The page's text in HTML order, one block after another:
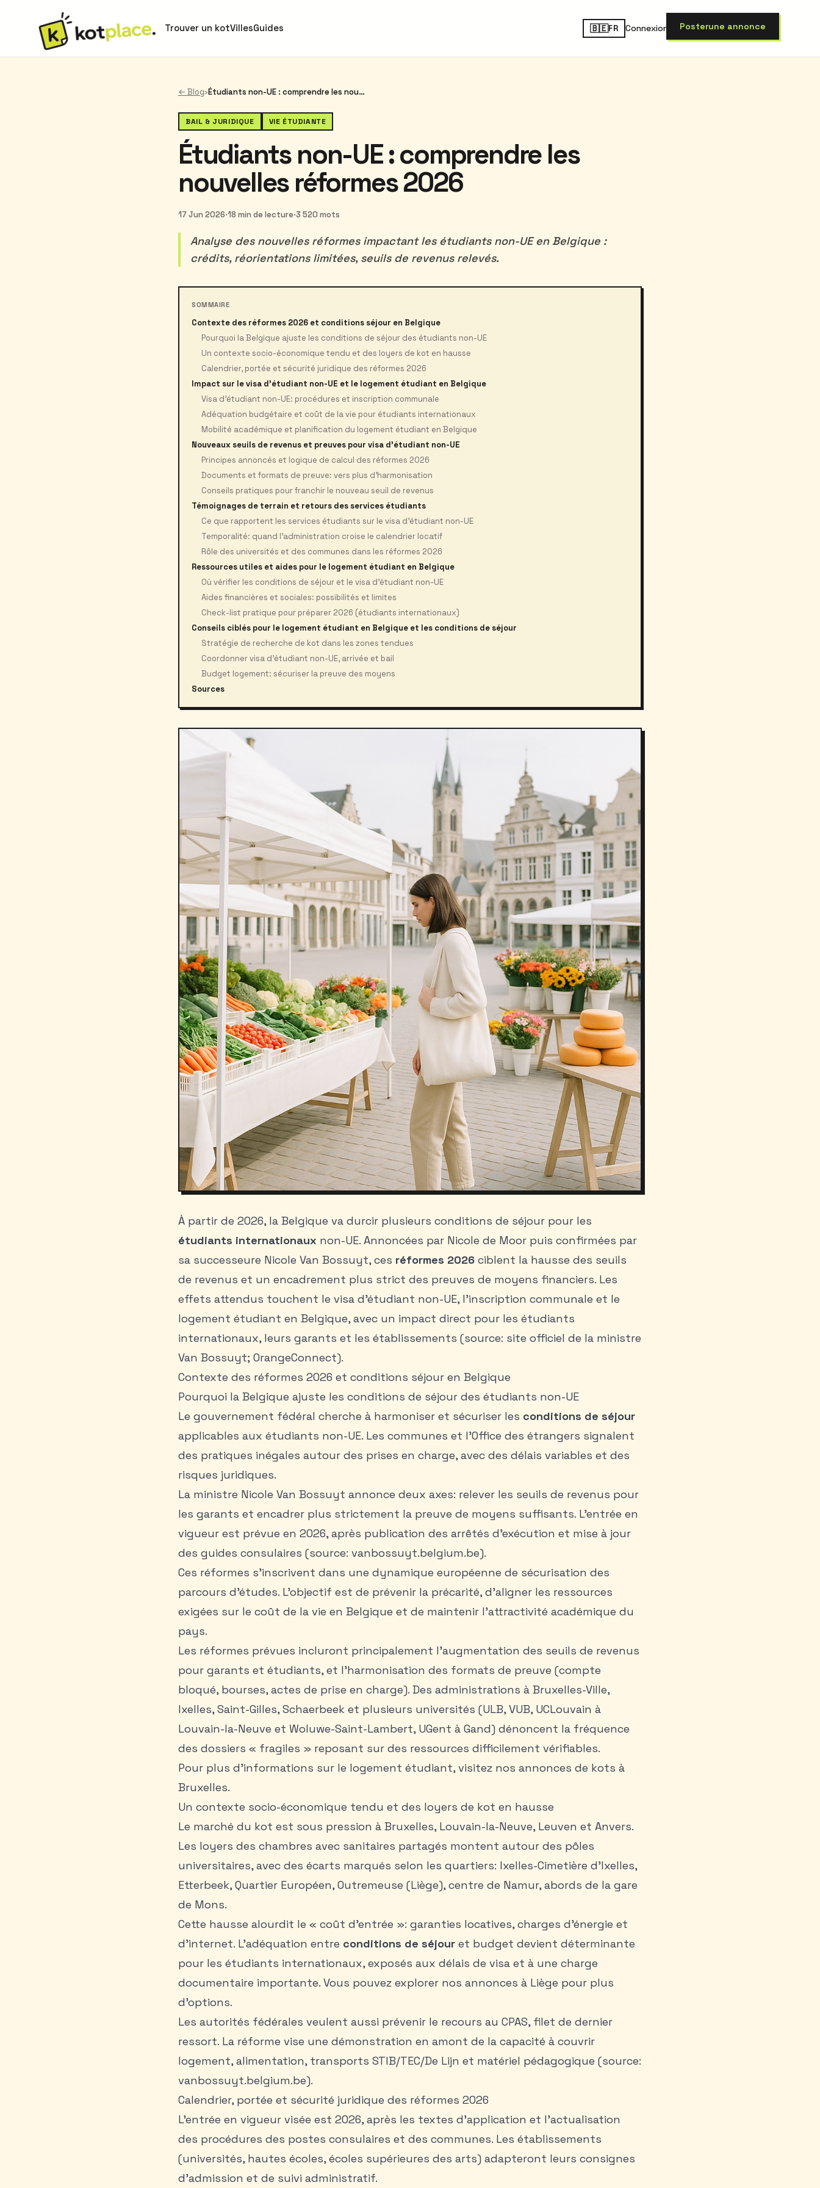
Trouver un kotVillesGuides 🇧🇪FR Connexion Posterune annonce
← Blog› Étudiants non-UE : comprendre les nouvelles réformes 2026
BAIL & JURIDIQUE VIE ÉTUDIANTE
Étudiants non-UE : comprendre les
nouvelles réformes 2026
17 Jun 2026·18 min de lecture·3 520 mots
Analyse des nouvelles réformes impactant les étudiants non-UE en Belgique :
crédits, réorientations limitées, seuils de revenus relevés.
SOMMAIRE
Contexte des réformes 2026 et conditions séjour en Belgique
Pourquoi la Belgique ajuste les conditions de séjour des étudiants non-UE
Un contexte socio-économique tendu et des loyers de kot en hausse
Calendrier, portée et sécurité juridique des réformes 2026
Impact sur le visa d’étudiant non-UE et le logement étudiant en Belgique
Visa d’étudiant non-UE: procédures et inscription communale
Adéquation budgétaire et coût de la vie pour étudiants internationaux
Mobilité académique et planification du logement étudiant en Belgique
Nouveaux seuils de revenus et preuves pour visa d’étudiant non-UE
Principes annoncés et logique de calcul des réformes 2026
Documents et formats de preuve: vers plus d’harmonisation
Conseils pratiques pour franchir le nouveau seuil de revenus
Témoignages de terrain et retours des services étudiants
Ce que rapportent les services étudiants sur le visa d’étudiant non-UE
Temporalité: quand l’administration croise le calendrier locatif
Rôle des universités et des communes dans les réformes 2026
Ressources utiles et aides pour le logement étudiant en Belgique
Où vérifier les conditions de séjour et le visa d’étudiant non-UE
Aides financières et sociales: possibilités et limites
Check-list pratique pour préparer 2026 (étudiants internationaux)
Conseils ciblés pour le logement étudiant en Belgique et les conditions de séjour
Stratégie de recherche de kot dans les zones tendues
Coordonner visa d’étudiant non-UE, arrivée et bail
Budget logement: sécuriser la preuve des moyens
Sources
À partir de 2026, la Belgique va durcir plusieurs conditions de séjour pour les
étudiants internationaux non-UE. Annoncées par Nicole de Moor puis confirmées par
sa successeure Nicole Van Bossuyt, ces réformes 2026 ciblent la hausse des seuils
de revenus et un encadrement plus strict des preuves de moyens financiers. Les
effets attendus touchent le visa d’étudiant non-UE, l’inscription communale et le
logement étudiant en Belgique, avec un impact direct pour les étudiants
internationaux, leurs garants et les établissements (source: site officiel de la ministre
Van Bossuyt; OrangeConnect).
Contexte des réformes 2026 et conditions séjour en Belgique
Pourquoi la Belgique ajuste les conditions de séjour des étudiants non-UE
Le gouvernement fédéral cherche à harmoniser et sécuriser les conditions de séjour
applicables aux étudiants non-UE. Les communes et l’Office des étrangers signalent
des pratiques inégales autour des prises en charge, avec des délais variables et des
risques juridiques.
La ministre Nicole Van Bossuyt annonce deux axes: relever les seuils de revenus pour
les garants et encadrer plus strictement la preuve de moyens suffisants. L’entrée en
vigueur est prévue en 2026, après publication des arrêtés d’exécution et mise à jour
des guides consulaires (source: vanbossuyt.belgium.be).
Ces réformes s’inscrivent dans une dynamique européenne de sécurisation des
parcours d’études. L’objectif est de prévenir la précarité, d’aligner les ressources
exigées sur le coût de la vie en Belgique et de maintenir l’attractivité académique du
pays.
Les réformes prévues incluront principalement l’augmentation des seuils de revenus
pour garants et étudiants, et l’harmonisation des formats de preuve (compte
bloqué, bourses, actes de prise en charge). Des administrations à Bruxelles-Ville,
Ixelles, Saint-Gilles, Schaerbeek et plusieurs universités (ULB, VUB, UCLouvain à
Louvain-la-Neuve et Woluwe-Saint-Lambert, UGent à Gand) dénoncent la fréquence
des dossiers « fragiles » reposant sur des ressources difficilement vérifiables.
Pour plus d'informations sur le logement étudiant, visitez nos annonces de kots à
Bruxelles.
Un contexte socio-économique tendu et des loyers de kot en hausse
Le marché du kot est sous pression à Bruxelles, Louvain-la-Neuve, Leuven et Anvers.
Les loyers des chambres avec sanitaires partagés montent autour des pôles
universitaires, avec des écarts marqués selon les quartiers: Ixelles-Cimetière d’Ixelles,
Etterbeek, Quartier Européen, Outremeuse (Liège), centre de Namur, abords de la gare
de Mons.
Cette hausse alourdit le « coût d’entrée »: garanties locatives, charges d’énergie et
d’internet. L’adéquation entre conditions de séjour et budget devient déterminante
pour les étudiants internationaux, exposés aux délais de visa et à une charge
documentaire importante. Vous pouvez explorer nos annonces à Liège pour plus
d'options.
Les autorités fédérales veulent aussi prévenir le recours au CPAS, filet de dernier
ressort. La réforme vise une démonstration en amont de la capacité à couvrir
logement, alimentation, transports STIB/TEC/De Lijn et matériel pédagogique (source:
vanbossuyt.belgium.be).
Calendrier, portée et sécurité juridique des réformes 2026
L’entrée en vigueur visée est 2026, après les textes d’application et l’actualisation
des procédures des postes consulaires et des communes. Les établissements
(universités, hautes écoles, écoles supérieures des arts) adapteront leurs consignes
d’admission et de suivi administratif.